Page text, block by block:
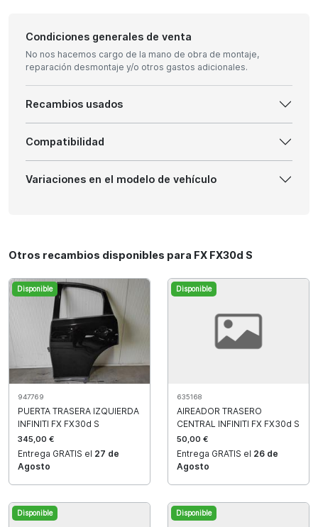
Condiciones generales de venta
No nos hacemos cargo de la mano de obra de montaje,
reparación desmontaje y/o otros gastos adicionales.
Recambios usados
Compatibilidad
Variaciones en el modelo de vehículo
Otros recambios disponibles para FX FX30d S
Disponible
947769
PUERTA TRASERA IZQUIERDA
INFINITI FX FX30d S
345,00 €
Entrega GRATIS el 27 de
Agosto
Disponible
635168
AIREADOR TRASERO
CENTRAL INFINITI FX FX30d S
50,00 €
Entrega GRATIS el 26 de
Agosto
Disponible Disponible